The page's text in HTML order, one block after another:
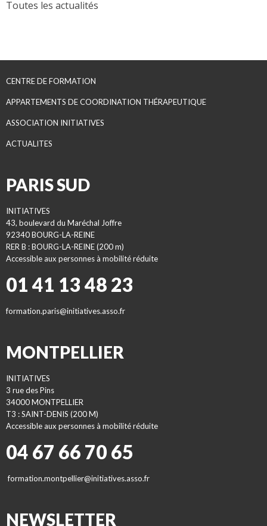
Toutes les actualités
CENTRE DE FORMATION
APPARTEMENTS DE COORDINATION THÉRAPEUTIQUE
ASSOCIATION INITIATIVES
ACTUALITES
PARIS SUD
INITIATIVES
43, boulevard du Maréchal Joffre
92340 BOURG-LA-REINE
RER B : BOURG-LA-REINE (200 m)
Accessible aux personnes à mobilité réduite
01 41 13 48 23
formation.paris@initiatives.asso.fr
MONTPELLIER
INITIATIVES
3 rue des Pins
34000 MONTPELLIER
T3 : SAINT-DENIS (200 M)
Accessible aux personnes à mobilité réduite
04 67 66 70 65
formation.montpellier@initiatives.asso.fr
NEWSLETTER